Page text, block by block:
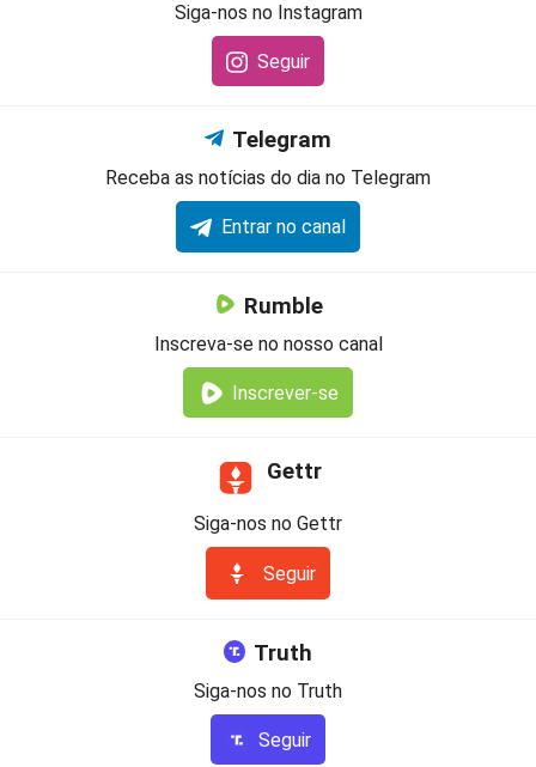
Siga-nos no Instagram
Seguir
Telegram
Receba as notícias do dia no Telegram
Entrar no canal
Rumble
Inscreva-se no nosso canal
Inscrever-se
Gettr
Siga-nos no Gettr
Seguir
Truth
Siga-nos no Truth
Seguir